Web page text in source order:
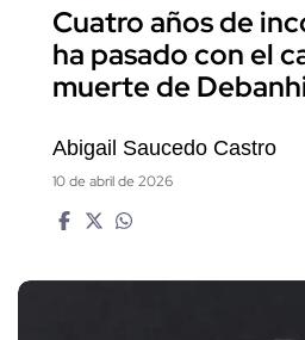
Cuatro años de
ha pasado con el
muerte de
Abigail Saucedo Castro
10 de abril de 2026